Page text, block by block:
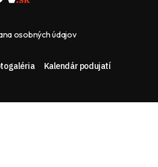
osobných údajov
Kalendár podujatí